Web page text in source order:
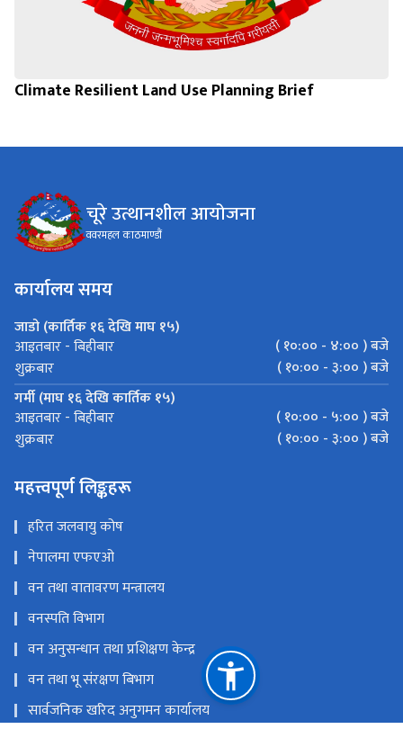
Climate Resilient Land Use Planning Brief
चूरे उत्थानशील आयोजना
ववरमहल काठमाण्डौं
कार्यालय समय
जाडो (कार्तिक १६ देखि माघ १५)
आइतबार - बिहीबार
( १०:०० - ४:०० ) बजे
शुक्रबार
( १०:०० - ३:०० ) बजे
गर्मी (माघ १६ देखि कार्तिक १५)
आइतबार - बिहीबार
( १०:०० - ५:०० ) बजे
शुक्रबार
( १०:०० - ३:०० ) बजे
महत्त्वपूर्ण लिङ्कहरू
हरित जलवायु कोष
नेपालमा एफएओ
वन तथा वातावरण मन्त्रालय
वनस्पति विभाग
वन अनुसन्धान तथा प्रशिक्षण केन्द्र
वन तथा भू संरक्षण बिभाग
सार्वजनिक खरिद अनुगमन कार्यालय